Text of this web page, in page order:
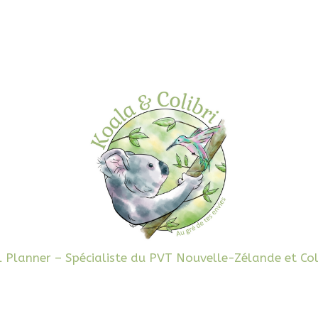
Planner – Spécialiste du PVT Nouvelle-Zélande et